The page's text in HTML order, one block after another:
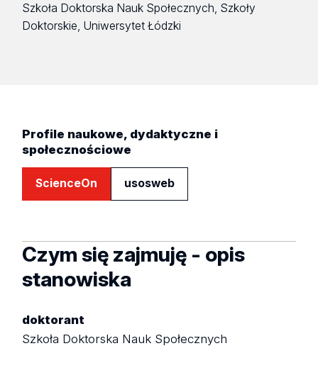
Szkoła Doktorska Nauk Społecznych, Szkoły
Doktorskie, Uniwersytet Łódzki
Profile naukowe, dydaktyczne i
społecznościowe
ScienceOn usosweb
Czym się zajmuję - opis
stanowiska
doktorant
Szkoła Doktorska Nauk Społecznych